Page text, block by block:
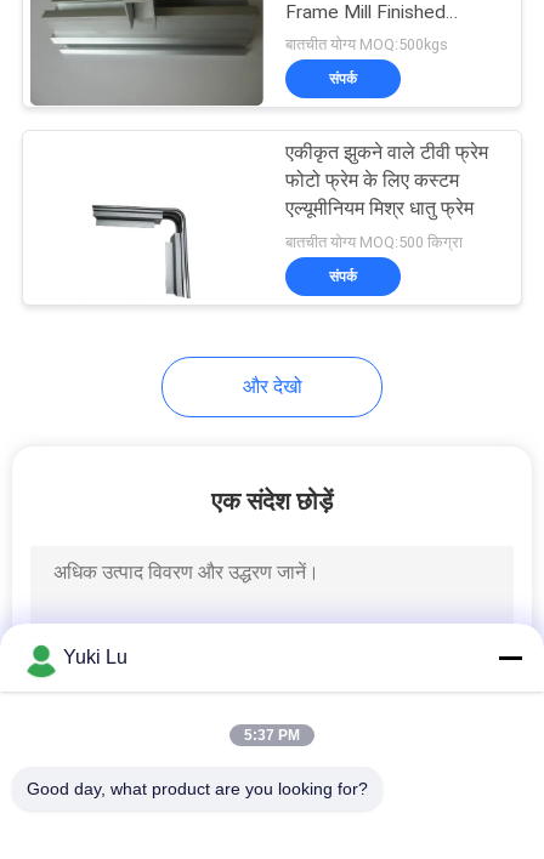
Frame Mill Finished
Surface Treatment
बातचीत योग्य MOQ:500kgs
संपर्क
एकीकृत झुकने वाले टीवी फ्रेम
फोटो फ्रेम के लिए कस्टम
एल्यूमीनियम मिश्र धातु फ्रेम
बातचीत योग्य MOQ:500 किग्रा
संपर्क
और देखो
एक संदेश छोड़ें
Yuki Lu
5:37 PM
Good day, what product are you looking for?